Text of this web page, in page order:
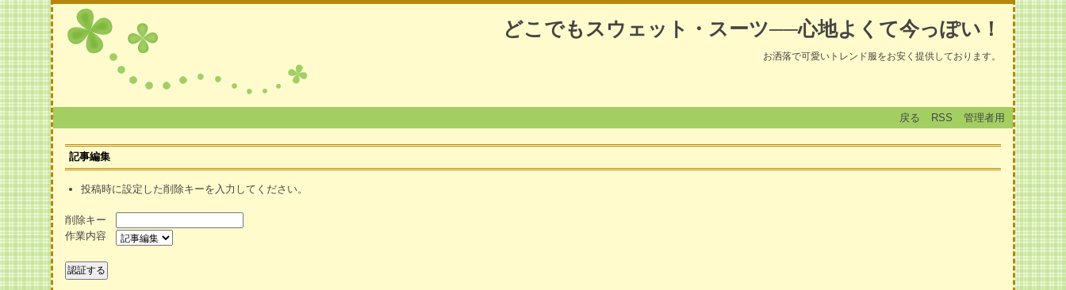
どこでもスウェット・スーツ──心地よくて今っぽい！
お洒落で可愛いトレンド服をお安く提供しております。
戻る RSS 管理者用
記事編集
投稿時に設定した削除キーを入力してください。
削除キー
作業内容